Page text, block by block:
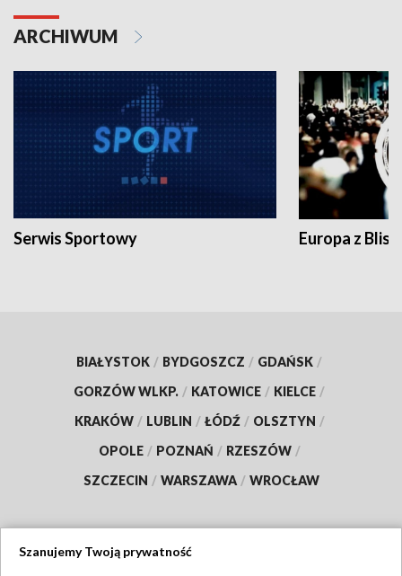
ARCHIWUM
Serwis Sportowy Europa z
BIAŁYSTOK / BYDGOSZCZ / GDAŃSK /
GORZÓW WLKP. / KATOWICE / KIELCE /
KRAKÓW / LUBLIN / ŁÓDŹ / OLSZTYN /
OPOLE / POZNAŃ / RZESZÓW /
SZCZECIN / WARSZAWA / WROCŁAW
Szanujemy Twoją prywatność